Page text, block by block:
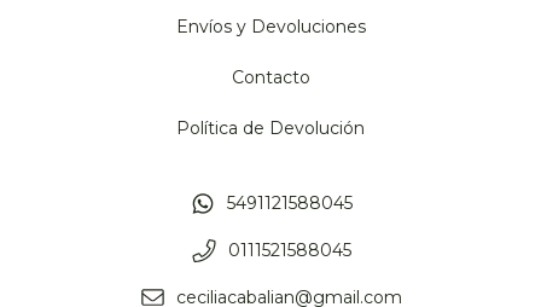
Envíos y Devoluciones
Contacto
Política de Devolución
5491121588045
0111521588045
ceciliacabalian@gmail.com